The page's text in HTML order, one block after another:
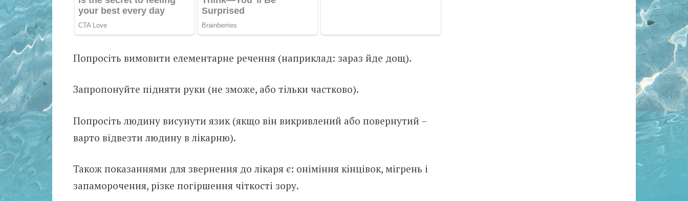
Попросіть вимовити елементарне речення (наприклад: зараз йде дощ).
Запропонуйте підняти руки (не зможе, або тільки частково).
Попросіть людину висунути язик (якщо він викривлений або повернутий –
варто відвезти людину в лікарню).
Також показаннями для звернення до лікаря є: оніміння кінцівок, мігрень і
запаморочення, різке погіршення чіткості зору.